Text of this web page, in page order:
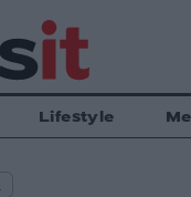
Lifestyle